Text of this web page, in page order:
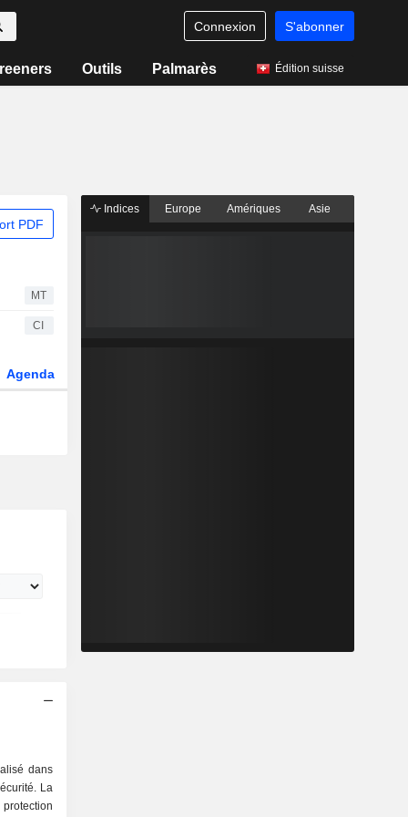
Connexion S'abonner
Outils Palmarès Édition suisse
PDF
MT
CI
Agenda
dans
La
Indices Europe Amériques Asie